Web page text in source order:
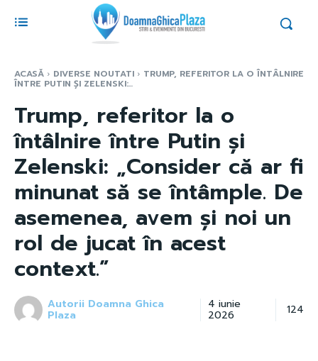
ACASĂ DIVERSE NOUTATI TRUMP, REFERITOR LA O ÎNTÂLNIRE
ÎNTRE PUTIN ȘI ZELENSKI:...
Trump, referitor la o
întâlnire între Putin și
Zelenski: „Consider că ar fi
minunat să se întâmple. De
asemenea, avem și noi un
rol de jucat în acest
context.”
Autorii Doamna Ghica
Plaza
4 iunie
2026 124